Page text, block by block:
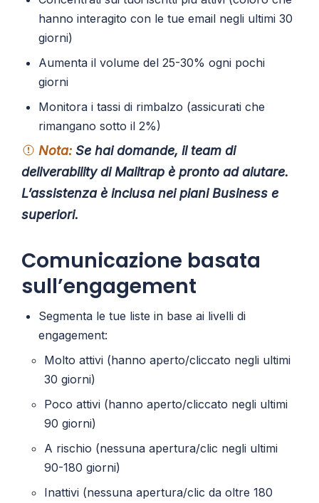
hanno interagito con le tue email negli ultimi 30
giorni)
Aumenta il volume del 25-30% ogni pochi
giorni
Monitora i tassi di rimbalzo (assicurati che
rimangano sotto il 2%)
Nota: Se hai domande, il team di
deliverability di Mailtrap è pronto ad aiutare.
L’assistenza è inclusa nei piani Business e
superiori.
Comunicazione basata
sull’engagement
Segmenta le tue liste in base ai livelli di
engagement:
Molto attivi (hanno aperto/cliccato negli ultimi
30 giorni)
Poco attivi (hanno aperto/cliccato negli ultimi
90 giorni)
A rischio (nessuna apertura/clic negli ultimi
90-180 giorni)
Inattivi (nessuna apertura/clic da oltre 180